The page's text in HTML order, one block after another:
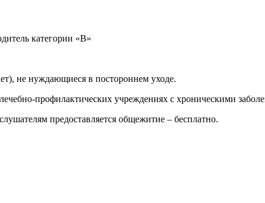
категории «В»
не нуждающиеся в постороннем уходе.
профилактических учреждениях с хроническими
предоставляется общежитие – бесплатно.